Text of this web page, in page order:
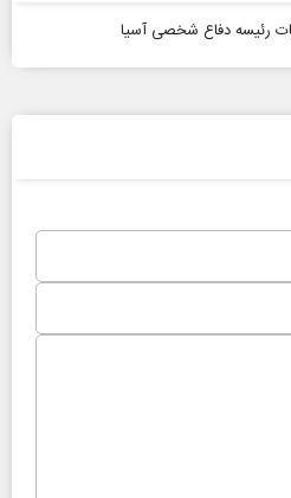
رئیسه دفاع شخصی آسیا